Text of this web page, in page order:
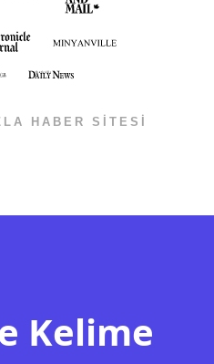
HABER SİTESİ
Kelime